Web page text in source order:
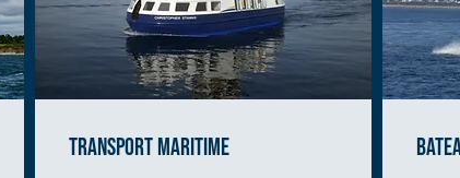
transport maritime